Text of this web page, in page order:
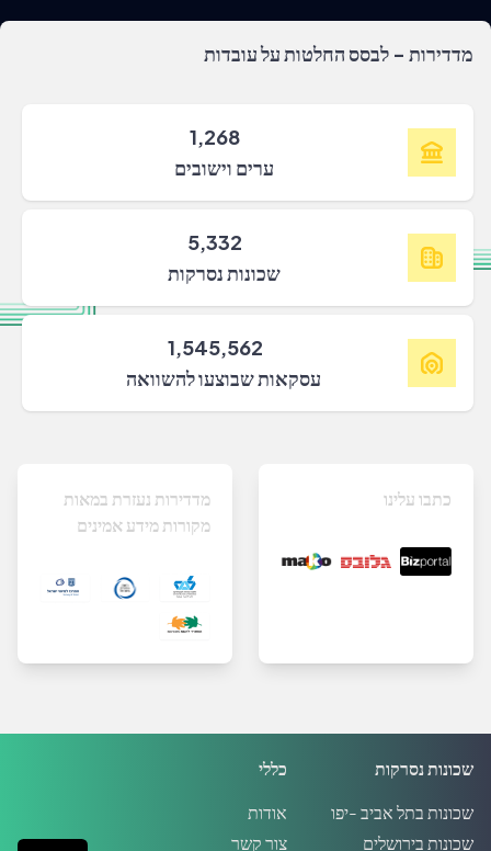
מדדירות - לבסס החלטות על עובדות
1,268
ערים וישובים
5,332
שכונות נסרקות
1,545,562
עסקאות שבוצעו להשוואה
מדדירות נעזרת במאות
מקורות מידע אמינים
כתבו עלינו
כללי
אודות
צור קשר
שכונות נסרקות
שכונות בתל אביב -יפו
שכונות בירושלים